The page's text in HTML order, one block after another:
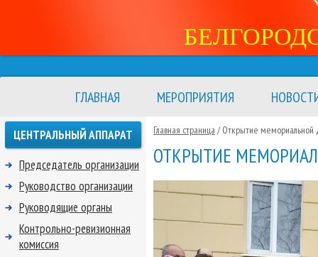
ГЛАВНАЯ МЕРОПРИЯТИЯ
Главная страница / Открытие мемориальной
ОТКРЫТИЕ
ЦЕНТРАЛЬНЫЙ АППАРАТ
Председатель организации
Руководство организации
Руководящие органы
Контрольно-ревизионная
комиссия